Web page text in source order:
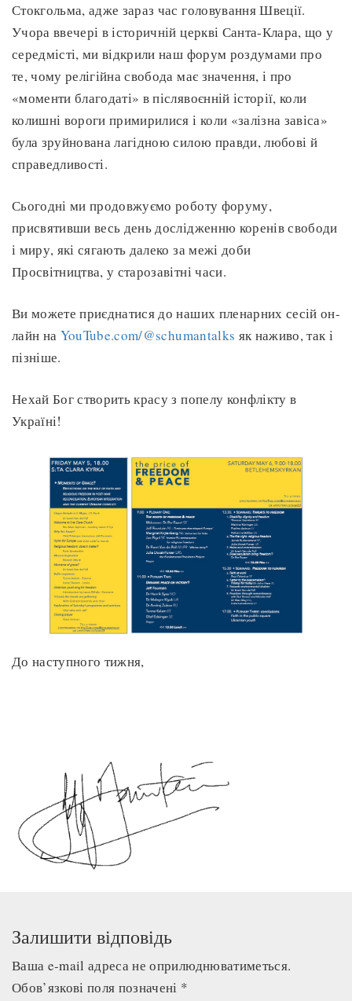
Стокгольма, адже зараз час головування Швеції.
Учора ввечері в історичній церкві Санта-Клара, що у
середмісті, ми відкрили наш форум роздумами про
те, чому релігійна свобода має значення, і про
«моменти благодаті» в післявоєнній історії, коли
колишні вороги примирилися і коли «залізна завіса»
була зруйнована лагідною силою правди, любові й
справедливості.
Сьогодні ми продовжуємо роботу форуму,
присвятивши весь день дослідженню коренів свободи
і миру, які сягають далеко за межі доби
Просвітництва, у старозавітні часи.
Ви можете приєднатися до наших пленарних сесій он-
лайн на YouTube.com/@schumantalks як наживо, так і
пізніше.
Нехай Бог створить красу з попелу конфлікту в
Україні!
До наступного тижня,
Залишити відповідь
Ваша e-mail адреса не оприлюднюватиметься.
Обов’язкові поля позначені *